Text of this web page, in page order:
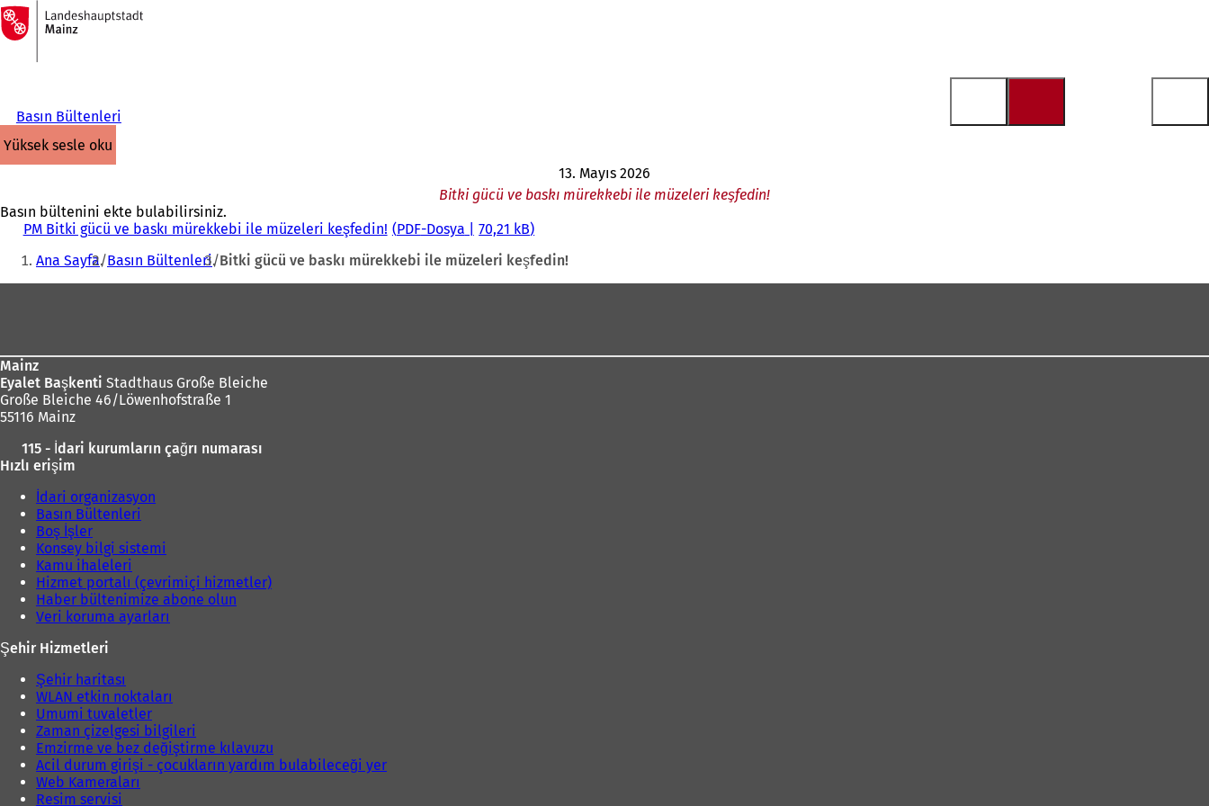
İçeriğe atla
Ana
sayfaya
Basın Bültenleri
yüksek sesle oku
13. Mayıs 2026
Bitki gücü ve baskı mürekkebi ile müzeleri keşfedin!
Basın bültenini ekte bulabilirsiniz.
PM Bitki gücü ve baskı mürekkebi ile müzeleri keşfedin!
PDF-Dosya 70,21 kB
Buradasınız:
Ana Sayfa Basın Bültenleri Bitki gücü ve baskı mürekkebi ile müzeleri keşfedin!
Mainz
Eyalet Başkenti Stadthaus Große Bleiche
Große Bleiche 46/Löwenhofstraße 1
55116 Mainz
115 - İdari kurumların çağrı numarası
Hızlı erişim
İdari organizasyon
Basın Bültenleri
Boş İşler
Konsey bilgi sistemi
Kamu ihaleleri
Hizmet portalı (çevrimiçi hizmetler)
Haber bültenimize abone olun
Veri koruma ayarları
Şehir Hizmetleri
Şehir haritası
WLAN etkin noktaları
Umumi tuvaletler
Zaman çizelgesi bilgileri
Emzirme ve bez değiştirme kılavuzu
Acil durum girişi - çocukların yardım bulabileceği yer
Web Kameraları
Resim servisi